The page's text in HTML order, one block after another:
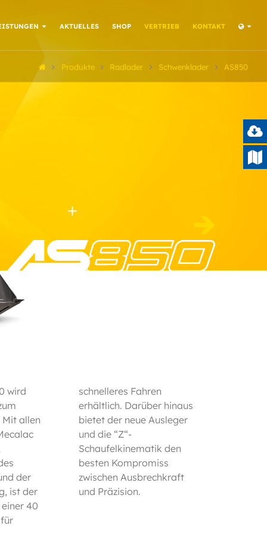
AKTUELLES SHOP VERTRIEB KONTAKT
Produkte Radlader Schwenklader AS850
wird
Mit allen
der
ist der
40
und Präzision.